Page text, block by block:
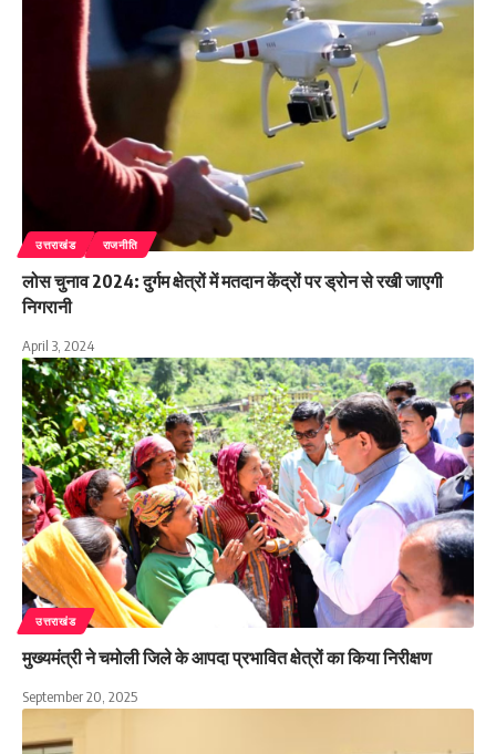
उत्तराखंड राजनीति
लोस चुनाव 2024: दुर्गम क्षेत्रों में मतदान केंद्रों पर ड्रोन से रखी जाएगी
निगरानी
April 3, 2024
उत्तराखंड
मुख्यमंत्री ने चमोली जिले के आपदा प्रभावित क्षेत्रों का किया निरीक्षण
September 20, 2025